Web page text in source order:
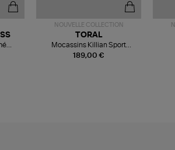
NOUVELLE COLLECTION
189,00 €
TORAL
Mocassins Killian Sport
Mousse